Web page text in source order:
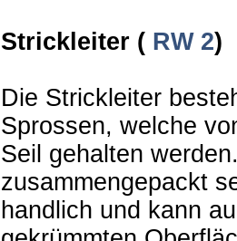
Strickleiter (RW 2)
Die Strickleiter
Sprossen, welche
Seil gehalten
zusammengepackt
handlich und kann